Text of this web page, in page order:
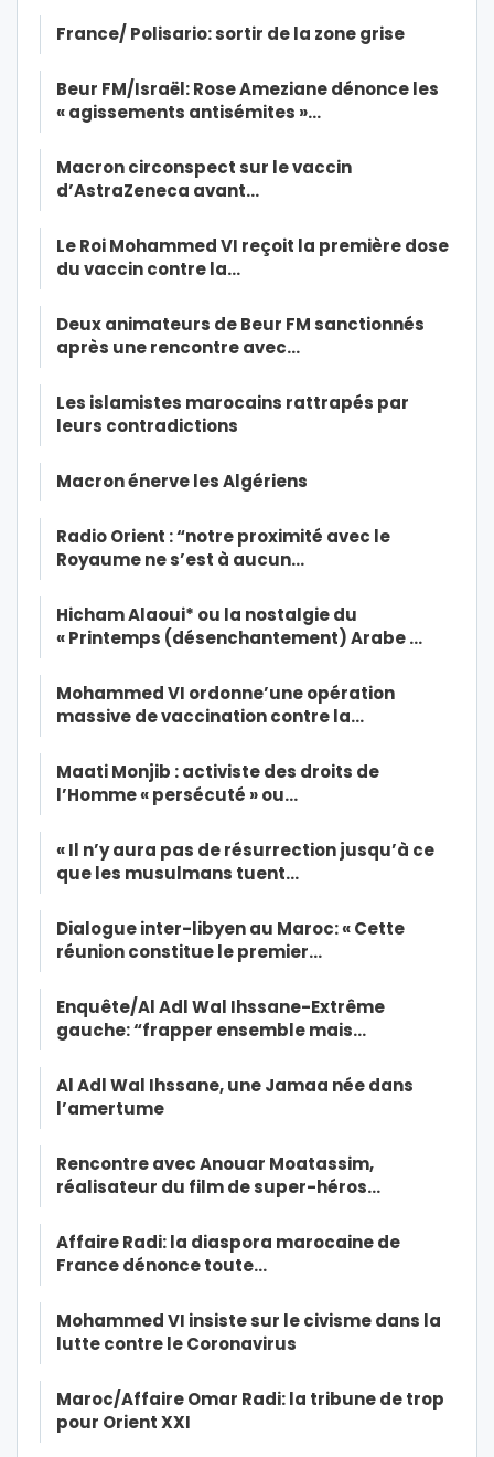
France/ Polisario: sortir de la zone grise
Beur FM/Israël: Rose Ameziane dénonce les
« agissements antisémites »…
Macron circonspect sur le vaccin
d’AstraZeneca avant…
Le Roi Mohammed VI reçoit la première dose
du vaccin contre la…
Deux animateurs de Beur FM sanctionnés
après une rencontre avec…
Les islamistes marocains rattrapés par
leurs contradictions
Macron énerve les Algériens
Radio Orient : “notre proximité avec le
Royaume ne s’est à aucun…
Hicham Alaoui* ou la nostalgie du
« Printemps (désenchantement) Arabe …
Mohammed VI ordonne’une opération
massive de vaccination contre la…
Maati Monjib : activiste des droits de
l’Homme « persécuté » ou…
« Il n’y aura pas de résurrection jusqu’à ce
que les musulmans tuent…
Dialogue inter-libyen au Maroc: « Cette
réunion constitue le premier…
Enquête/Al Adl Wal Ihssane-Extrême
gauche: “frapper ensemble mais…
Al Adl Wal Ihssane, une Jamaa née dans
l’amertume
Rencontre avec Anouar Moatassim,
réalisateur du film de super-héros…
Affaire Radi: la diaspora marocaine de
France dénonce toute…
Mohammed VI insiste sur le civisme dans la
lutte contre le Coronavirus
Maroc/Affaire Omar Radi: la tribune de trop
pour Orient XXI